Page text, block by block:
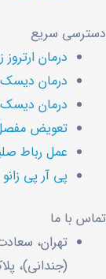
دسترسی سریع
درمان ارتروز
درمان
درمان
تعویض
عمل رباط
پی آر پی زانو
تماس با ما
(جندانی)، پلاک ۱، طبقه